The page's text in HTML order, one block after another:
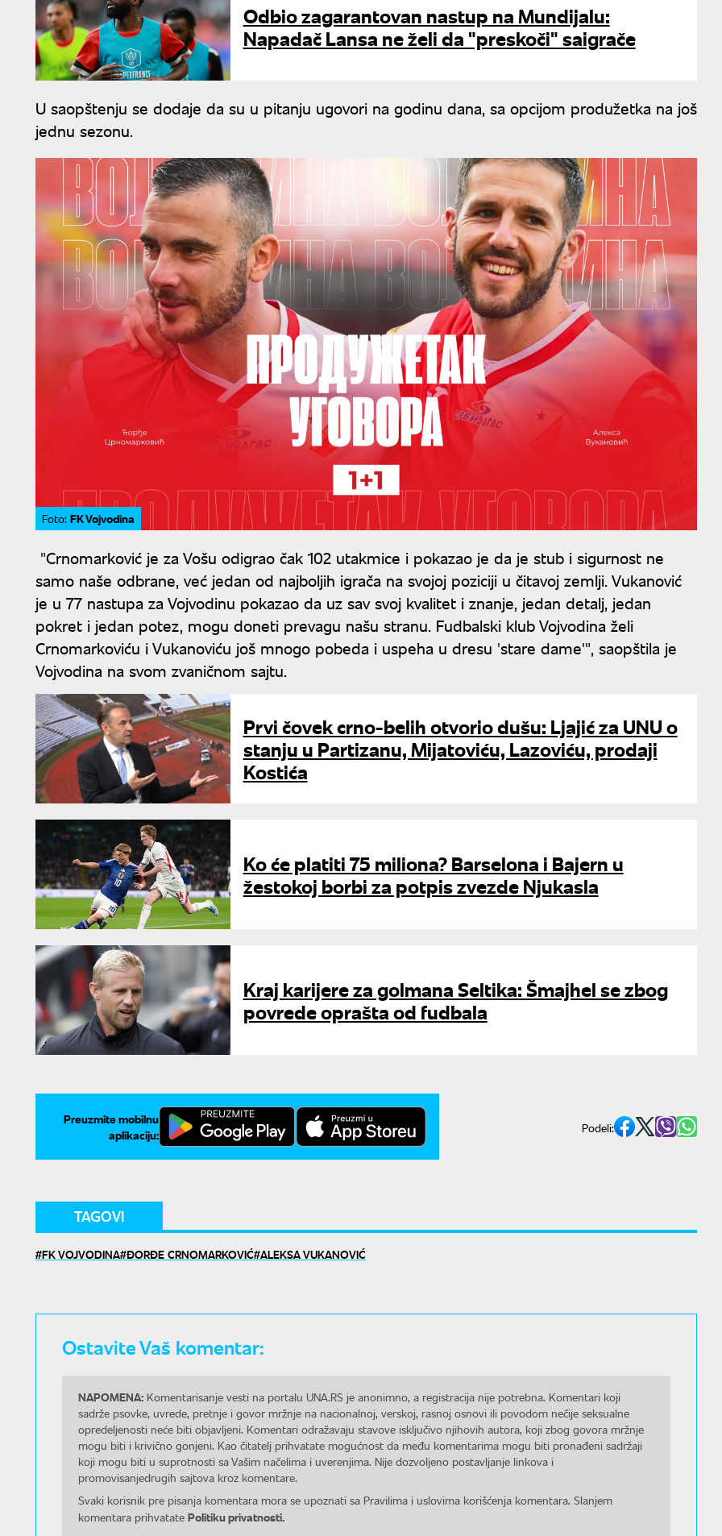
Odbio zagarantovan nastup na Mundijalu:
Napadač Lansa ne želi da "preskoči" saigrače
U saopštenju se dodaje da su u pitanju ugovori na godinu dana, sa opcijom produžetka na još
jednu sezonu.
Foto: FK Vojvodina
"Crnomarković je za Vošu odigrao čak 102 utakmice i pokazao je da je stub i sigurnost ne
samo naše odbrane, već jedan od najboljih igrača na svojoj poziciji u čitavoj zemlji. Vukanović
je u 77 nastupa za Vojvodinu pokazao da uz sav svoj kvalitet i znanje, jedan detalj, jedan
pokret i jedan potez, mogu doneti prevagu našu stranu. Fudbalski klub Vojvodina želi
Crnomarkoviću i Vukanoviću još mnogo pobeda i uspeha u dresu 'stare dame'", saopštila je
Vojvodina na svom zvaničnom sajtu.
Prvi čovek crno-belih otvorio dušu: Ljajić za UNU o
stanju u Partizanu, Mijatoviću, Lazoviću, prodaji
Kostića
Ko će platiti 75 miliona? Barselona i Bajern u
žestokoj borbi za potpis zvezde Njukasla
Kraj karijere za golmana Seltika: Šmajhel se zbog
povrede oprašta od fudbala
Preuzmite mobilnu
aplikaciju:
Podeli:
TAGOVI
FK VOJVODINA ĐORĐE CRNOMARKOVIĆ ALEKSA VUKANOVIĆ
Ostavite Vaš komentar:
NAPOMENA: Komentarisanje vesti na portalu UNA.RS je anonimno, a registracija nije potrebna. Komentari koji
sadrže psovke, uvrede, pretnje i govor mržnje na nacionalnoj, verskoj, rasnoj osnovi ili povodom nečije seksualne
opredeljenosti neće biti objavljeni. Komentari odražavaju stavove isključivo njihovih autora, koji zbog govora mržnje
mogu biti i krivično gonjeni. Kao čitatelj prihvatate mogućnost da među komentarima mogu biti pronađeni sadržaji
koji mogu biti u suprotnosti sa Vašim načelima i uverenjima. Nije dozvoljeno postavljanje linkova i
promovisanjedrugih sajtova kroz komentare.
Svaki korisnik pre pisanja komentara mora se upoznati sa Pravilima i uslovima korišćenja komentara. Slanjem
komentara prihvatate Politiku privatnosti.